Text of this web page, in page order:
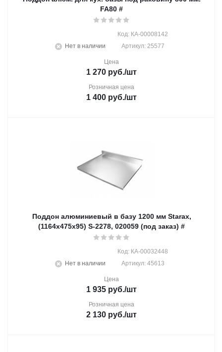
FA80 #
Нет в наличии
Код: КА-00008142
Артикул: 25577
Цена
1 270 руб./шт
Розничная цена
1 400 руб./шт
Поддон алюминиевый в базу 1200 мм Starax,
(1164х475х95) S-2278, 020059 (под заказ) #
Нет в наличии
Код: КА-00032448
Артикул: 45613
Цена
1 935 руб./шт
Розничная цена
2 130 руб./шт